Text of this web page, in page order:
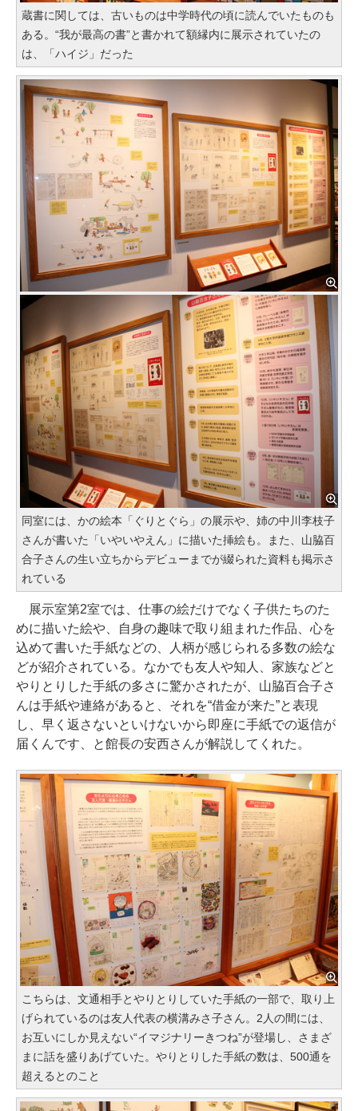
蔵書に関しては、古いものは中学時代の頃に読んでいたものも
ある。“我が最高の書”と書かれて額縁内に展示されていたの
は、「ハイジ」だった
同室には、かの絵本「ぐりとぐら」の展示や、姉の中川李枝子
さんが書いた「いやいやえん」に描いた挿絵も。また、山脇百
合子さんの生い立ちからデビューまでが綴られた資料も掲示さ
れている
展示室第2室では、仕事の絵だけでなく子供たちのた
めに描いた絵や、自身の趣味で取り組まれた作品、心を
込めて書いた手紙などの、人柄が感じられる多数の絵な
どが紹介されている。なかでも友人や知人、家族などと
やりとりした手紙の多さに驚かされたが、山脇百合子さ
んは手紙や連絡があると、それを“借金が来た”と表現
し、早く返さないといけないから即座に手紙での返信が
届くんです、と館長の安西さんが解説してくれた。
こちらは、文通相手とやりとりしていた手紙の一部で、取り上
げられているのは友人代表の横溝みさ子さん。2人の間には、
お互いにしか見えない“イマジナリーきつね”が登場し、さまざ
まに話を盛りあげていた。やりとりした手紙の数は、500通を
超えるとのこと